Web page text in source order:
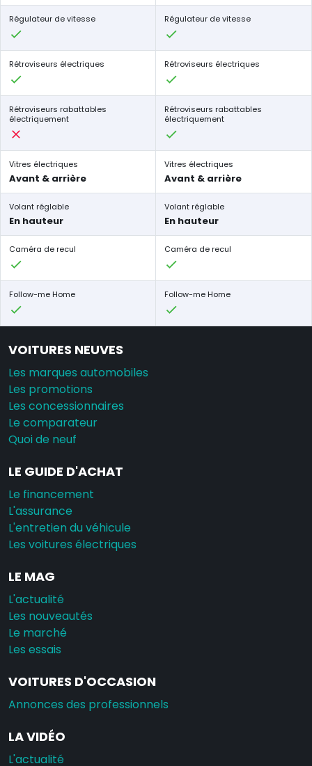
Régulateur de vitesse Régulateur de vitesse
Rétroviseurs électriques Rétroviseurs électriques
Rétroviseurs rabattables
électriquement
Rétroviseurs rabattables
électriquement
Vitres électriques
Avant & arrière
Vitres électriques
Avant & arrière
Volant réglable
En hauteur
Volant réglable
En hauteur
Caméra de recul Caméra de recul
Follow-me Home Follow-me Home
VOITURES NEUVES
Les marques automobiles
Les promotions
Les concessionnaires
Le comparateur
Quoi de neuf
LE GUIDE D'ACHAT
Le financement
L'assurance
L'entretien du véhicule
Les voitures électriques
LE MAG
L'actualité
Les nouveautés
Le marché
Les essais
VOITURES D'OCCASION
Annonces des professionnels
LA VIDÉO
L'actualité